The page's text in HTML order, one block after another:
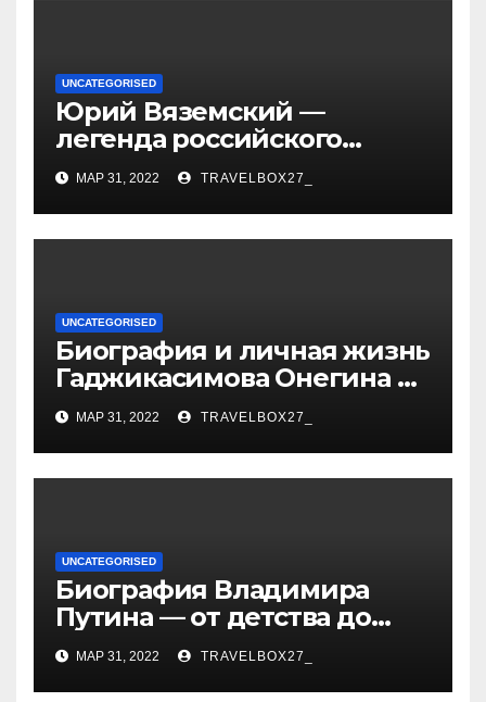
UNCATEGORISED
Юрий Вяземский —
легенда российского
спорта — биография,
достижения и вклад в
развитие гимнастики
МАР 31, 2022 TRAVELBOX27_
UNCATEGORISED
Биография и личная жизнь
Гаджикасимова Онегина —
информация о жене и
детях
МАР 31, 2022 TRAVELBOX27_
UNCATEGORISED
Биография Владимира
Путина — от детства до
президентства
МАР 31, 2022 TRAVELBOX27_